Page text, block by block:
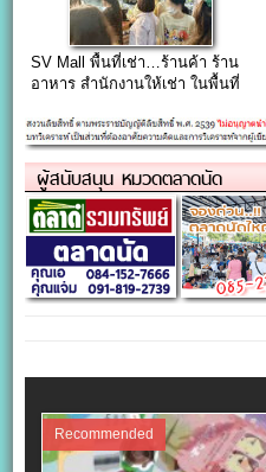
SV Mall พื้นที่เช่า…ร้านค้า ร้าน
อาหาร สำนักงานให้เช่า ในพื้นที่
ผู้สนับสนุน หมวดตลาดนัด
Recommended